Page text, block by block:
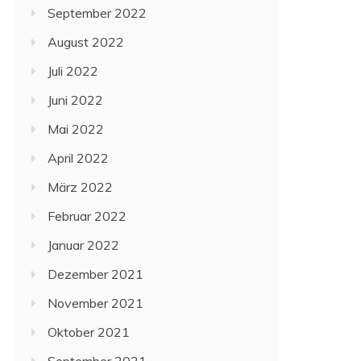
September 2022
August 2022
Juli 2022
Juni 2022
Mai 2022
April 2022
März 2022
Februar 2022
Januar 2022
Dezember 2021
November 2021
Oktober 2021